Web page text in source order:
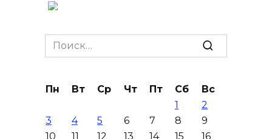
Ростовской области перешли
в чаты в мессенджере MAX
пропала 17-летняя девушка
Search
for:
Пн Вт Ср Чт Пт Сб
Вс
1
2
3
4 5 6 7 8
9
10
11 12 13 14 15 16